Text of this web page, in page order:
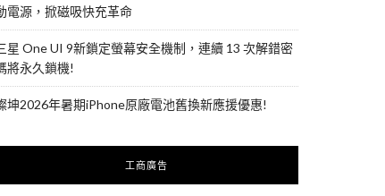
電源，掀磁吸快充革命
星 One UI 9新鎖定螢幕安全機制，連續 13 次解錯密
將永久鎖機!
坤2026年暑期iPhone原廠電池舊換新應援優惠!
工商廣告